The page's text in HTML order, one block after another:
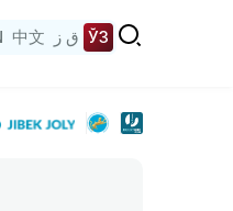
中文 ق ز ЎЗ